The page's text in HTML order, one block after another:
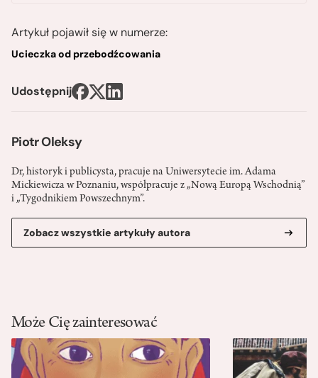
Piotr Oleksy
Dr, historyk i publicysta, pracuje na Uniwersytecie im. Adama
Mickiewicza w Poznaniu, współpracuje z „Nową Europą Wschodnią”
i „Tygodnikiem Powszechnym”.
Zobacz wszystkie artykuły autora
Artykuł pojawił się w numerze:
Ucieczka od przebodźcowania
Udostępnij
Może Cię zainteresować